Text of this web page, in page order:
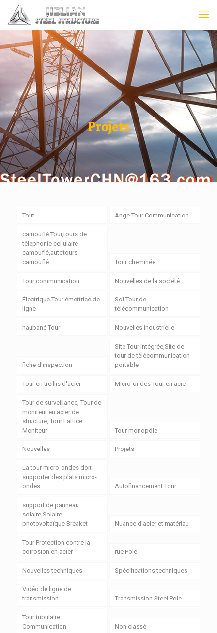
Projets
Tout Ange Tour Communication
camouflé Tour,tours de
téléphonie cellulaire
camouflé,autotours
camouflé
Tour cheminée
Tour communication Nouvelles de la société
Électrique Tour émettrice de
ligne
Sol Tour de
télécommunication
haubané Tour Nouvelles industrielle
fiche d'inspection
Site Tour intégrée,Site de
tour de télécommunication
portable
Tour en treillis d'acier Micro-ondes Tour en acier
Tour de surveillance, Tour de
moniteur en acier de
structure, Tour Lattice
Moniteur
Tour monopôle
Nouvelles Projets
La tour micro-ondes doit
supporter des plats micro-
ondes
Autofinancement Tour
support de panneau
solaire,Solaire
photovoltaïque Breaket
Nuance d'acier et matériau
Tour Protection contre la
corrosion en acier
rue Pole
Nouvelles techniques Spécifications techniques
Vidéo de ligne de
transmission
Transmission Steel Pole
Tour tubulaire
Communication
Non classé